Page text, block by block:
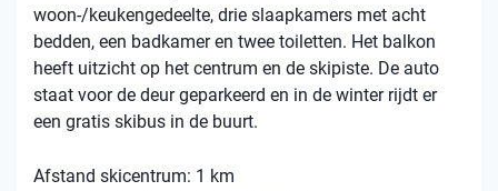
woon-/keukengedeelte, drie slaapkamers met acht
bedden, een badkamer en twee toiletten. Het balkon
heeft uitzicht op het centrum en de skipiste. De auto
staat voor de deur geparkeerd en in de winter rijdt er
een gratis skibus in de buurt.
Afstand skicentrum: 1 km